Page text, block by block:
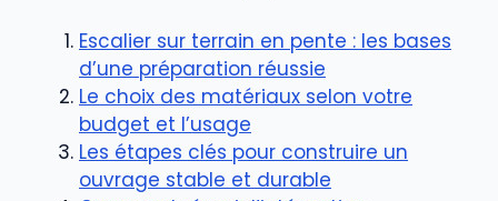
Escalier sur terrain en pente : les bases
d’une préparation réussie
Le choix des matériaux selon votre
budget et l’usage
Les étapes clés pour construire un
ouvrage stable et durable